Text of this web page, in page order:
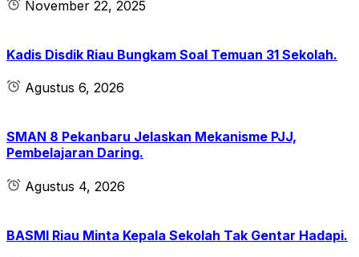
November 22, 2025
Kadis Disdik Riau Bungkam Soal Temuan 31 Sekolah.
Agustus 6, 2026
SMAN 8 Pekanbaru Jelaskan Mekanisme PJJ,
Pembelajaran Daring.
Agustus 4, 2026
BASMI Riau Minta Kepala Sekolah Tak Gentar Hadapi.